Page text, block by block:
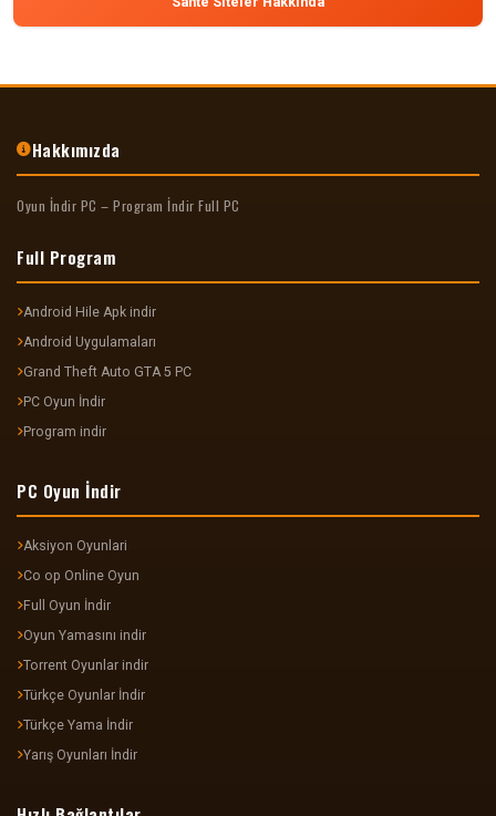
Hakkımızda
Oyun İndir PC – Program İndir Full PC
Full Program
Android Hile Apk indir
Android Uygulamaları
Grand Theft Auto GTA 5 PC
PC Oyun İndir
Program indir
PC Oyun İndir
Aksiyon Oyunlari
Co op Online Oyun
Full Oyun İndir
Oyun Yamasını indir
Torrent Oyunlar indir
Türkçe Oyunlar İndir
Türkçe Yama İndir
Yarış Oyunları İndir